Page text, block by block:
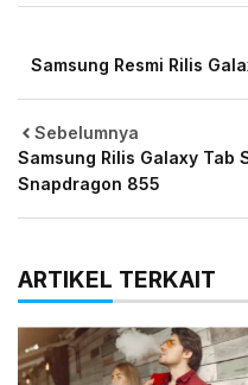
Sebelumnya
Samsung Rilis Galaxy Tab
Snapdragon 855
Samsung Resmi Rilis
ARTIKEL TERKAIT